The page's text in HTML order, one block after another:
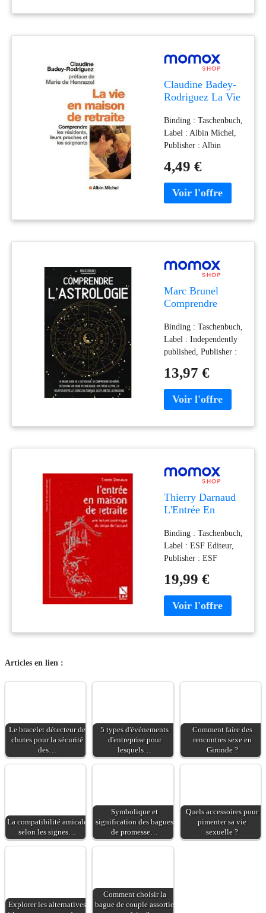
12-26, authors :
2840013843
Claudine Badey-
Rodriguez La Vie
Retraite :
Comprendre Les
Résidents, Leurs
Proches Et Les
Soignants
Binding : Taschenbuch,
Label : Albin Michel,
Publisher : Albin
Taschenbuch,
numberOfPages : 256,
publicationDate : 2003-
Claudine Badey-
french, ISBN :
4,49 €
Marc Brunel
Comprendre
Grand Guide De
L’astrologie, Se
Comprendre Soi-
Même, Découvrir
Son Signe
Astrologique, Son
Thème Astral, La
Les Signes Du
Maisons
Binding : Taschenbuch,
Label : Independently
published, Publisher :
published, medium :
Taschenbuch,
numberOfPages : 192,
09-19, authors : Marc
Pénombre Édition
13,97 €
Thierry Darnaud
L'Entrée En
Retraite : Une
Lecture
Systématique Du
Temps De
L'Accueil
Binding : Taschenbuch,
Label : ESF Editeur,
Publisher : ESF
NumberOfItems : 1,
medium : Taschenbuch,
publicationDate : 2012-
Thierry Darnaud,
19,99 €
Articles en lien :
Le bracelet détecteur de
chutes pour la sécurité
des…
5 types d'événements
d'entreprise pour
lesquels…
Comment faire des
rencontres sexe en
Gironde ?
La compatibilité amicale
selon les signes…
Symbolique et
signification des bagues
de promesse…
Quels accessoires pour
pimenter sa vie
sexuelle ?
Explorer les alternatives
Comment choisir la
bague de couple assortie